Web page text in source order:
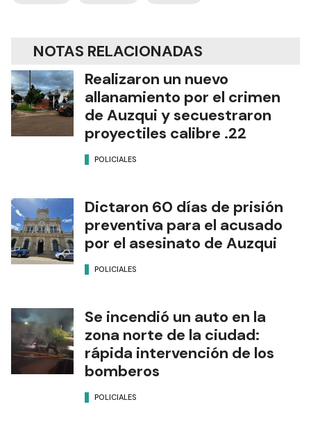
NOTAS RELACIONADAS
Realizaron un nuevo
allanamiento por el crimen
de Auzqui y secuestraron
proyectiles calibre .22
POLICIALES
Dictaron 60 días de prisión
preventiva para el acusado
por el asesinato de Auzqui
POLICIALES
Se incendió un auto en la
zona norte de la ciudad:
rápida intervención de los
bomberos
POLICIALES